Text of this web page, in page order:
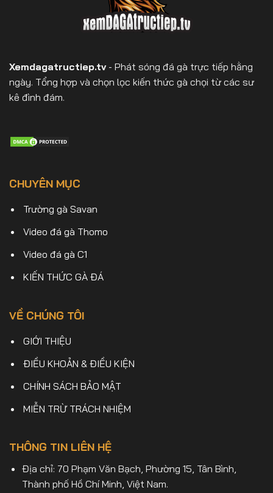
Xemdagatructiep.tv- Phát sóng đá gà trực tiếp hằng
ngày. Tổng hợp và chọn lọc kiến thức gà chọi từ các sư
kê đình đám.
CHUYÊN MỤC
Trường gà Savan
Video đá gà Thomo
Video đá gà C1
KIẾN THỨC GÀ ĐÁ
VỀ CHÚNG TÔI
GIỚI THIỆU
ĐIỀU KHOẢN & ĐIỀU KIỆN
CHÍNH SÁCH BẢO MẬT
MIỄN TRỪ TRÁCH NHIỆM
THÔNG TIN LIÊN HỆ
Địa chỉ: 70 Phạm Văn Bạch, Phường 15, Tân Bình,
Thành phố Hồ Chí Minh, Việt Nam.